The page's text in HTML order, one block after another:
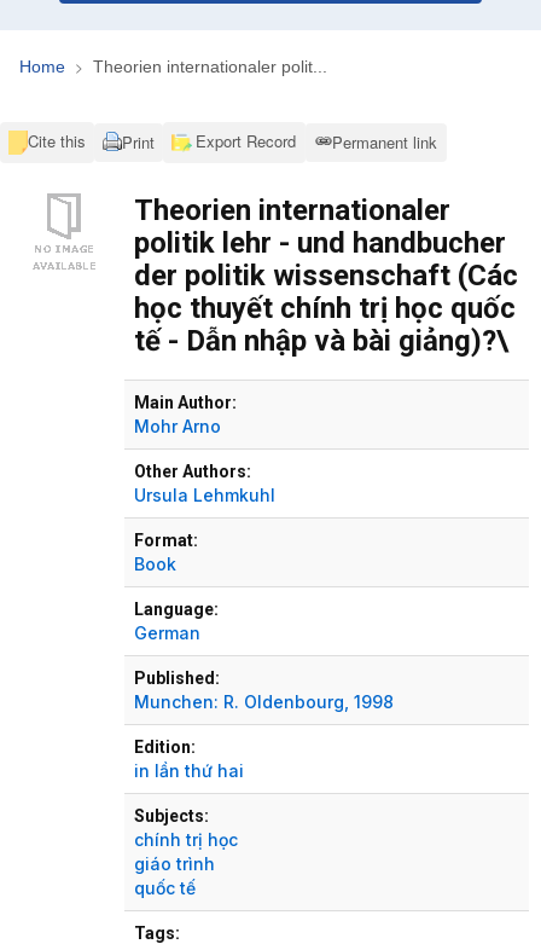
Home Theorien internationaler polit...
Cite this Print Export Record Permanent link
Theorien internationaler
politik lehr - und handbucher
der politik wissenschaft (Các
học thuyết chính trị học quốc
tế - Dẫn nhập và bài giảng)?\
Main Author:
Mohr Arno
Other Authors:
Ursula Lehmkuhl
Format:
Book
Language:
German
Published:
Munchen: R. Oldenbourg, 1998
Edition:
in lần thứ hai
Subjects:
chính trị học
giáo trình
quốc tế
Tags: